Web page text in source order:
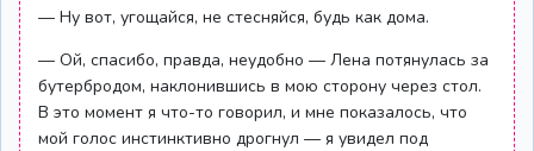
— Ну вот, угощайся, не стесняйся, будь как дома.
— Ой, спасибо, правда, неудобно — Лена потянулась за
бутербродом, наклонившись в мою сторону через стол.
В это момент я что-то говорил, и мне показалось, что
мой голос инстинктивно дрогнул — я увидел под